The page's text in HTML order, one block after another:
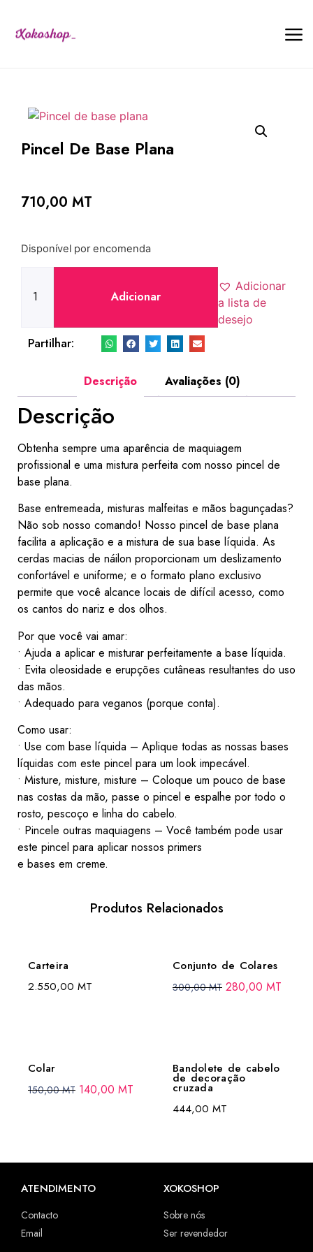
Pincel De Base Plana
710,00 MT
Disponível por encomenda
Adicionar
Adicionar
a lista de
desejo
Partilhar:
Descrição Avaliações (0)
Descrição
Obtenha sempre uma aparência de maquiagem
profissional e uma mistura perfeita com nosso pincel de
base plana.
Base entremeada, misturas malfeitas e mãos bagunçadas?
Não sob nosso comando! Nosso pincel de base plana
facilita a aplicação e a mistura de sua base líquida. As
cerdas macias de náilon proporcionam um deslizamento
confortável e uniforme; e o formato plano exclusivo
permite que você alcance locais de difícil acesso, como
os cantos do nariz e dos olhos.
Por que você vai amar:
• Ajuda a aplicar e misturar perfeitamente a base líquida.
• Evita oleosidade e erupções cutâneas resultantes do uso
das mãos.
• Adequado para veganos (porque conta).
Como usar:
• Use com base líquida – Aplique todas as nossas bases
líquidas com este pincel para um look impecável.
• Misture, misture, misture – Coloque um pouco de base
nas costas da mão, passe o pincel e espalhe por todo o
rosto, pescoço e linha do cabelo.
• Pincele outras maquiagens – Você também pode usar
este pincel para aplicar nossos primers
e bases em creme.
Produtos Relacionados
Carteira
2.550,00 MT
Conjunto de Colares
300,00MT 280,00 MT
Colar
150,00MT 140,00 MT
Bandolete de cabelo
de decoração
cruzada
444,00 MT
ATENDIMENTO
Contacto
Email
XOKOSHOP
Sobre nós
Ser revendedor